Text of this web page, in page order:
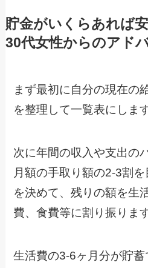
貯金がいくらあれば
30代女性からのアド
まず最初に自分の現在の
を整理して一覧表にします
次に年間の収入や支出の
月額の手取り額の2-3割
を決めて、残りの額を生
費、食費等に割り振ります
生活費の3-6ヶ月分が貯